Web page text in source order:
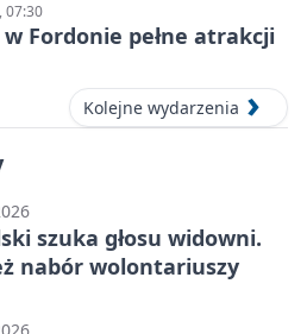
07:30
w Fordonie pełne atrakcji
Kolejne wydarzenia
szuka głosu widowni.
nabór wolontariuszy